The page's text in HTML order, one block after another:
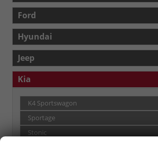
Ford
Hyundai
Jeep
Kia
K4 Sportswagon
Sportage
Stonic